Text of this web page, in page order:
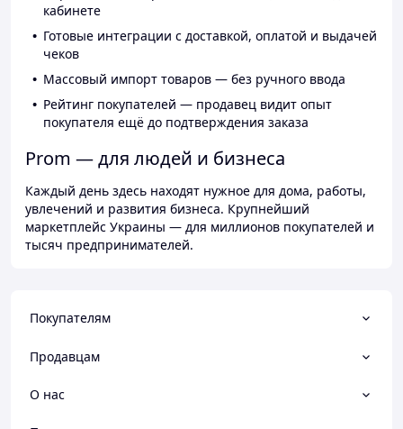
кабинете
Готовые интеграции с доставкой, оплатой и выдачей
чеков
Массовый импорт товаров — без ручного ввода
Рейтинг покупателей — продавец видит опыт
покупателя ещё до подтверждения заказа
Prom — для людей и бизнеса
Каждый день здесь находят нужное для дома, работы,
увлечений и развития бизнеса. Крупнейший
маркетплейс Украины — для миллионов покупателей и
тысяч предпринимателей.
Покупателям
Продавцам
О нас